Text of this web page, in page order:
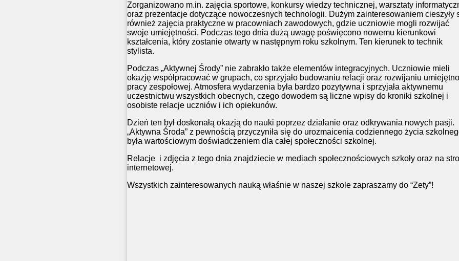
Zorganizowano m.in. zajęcia sportowe, konkursy wiedzy technicznej, warsztaty
oraz prezentacje dotyczące nowoczesnych technologii. Dużym zainteresowaniem cieszyły
również zajęcia praktyczne w pracowniach zawodowych, gdzie uczniowie mogli rozwijać
swoje umiejętności. Podczas tego dnia dużą uwagę poświęcono nowemu kierunkowi
kształcenia, który zostanie otwarty w następnym roku szkolnym. Ten kierunek to technik
stylista.
Podczas „Aktywnej Środy” nie zabrakło także elementów integracyjnych. Uczniowie mieli
okazję współpracować w grupach, co sprzyjało budowaniu relacji oraz rozwijaniu
pracy zespołowej. Atmosfera wydarzenia była bardzo pozytywna i sprzyjała aktywnemu
uczestnictwu wszystkich obecnych, czego dowodem są liczne wpisy do kroniki szkolnej i
osobiste relacje uczniów i ich opiekunów.
Dzień ten był doskonałą okazją do nauki poprzez działanie oraz odkrywania nowych pasji.
„Aktywna Środa” z pewnością przyczyniła się do urozmaicenia codziennego życia
była wartościowym doświadczeniem dla całej społeczności szkolnej.
Relacje i zdjęcia z tego dnia znajdziecie w mediach społecznościowych szkoły oraz na
internetowej.
Wszystkich zainteresowanych nauką właśnie w naszej szkole zapraszamy do “Zety”!